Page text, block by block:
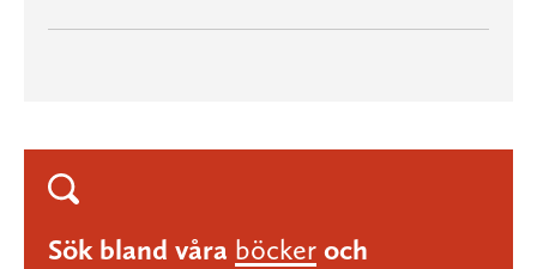
Sök bland våra böcker och